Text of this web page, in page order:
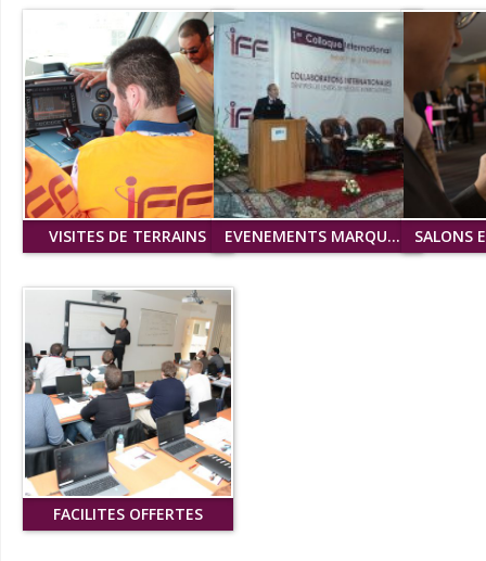
VISITES DE TERRAINS EVENEMENTS MARQUANTS
+
FACILITES OFFERTES